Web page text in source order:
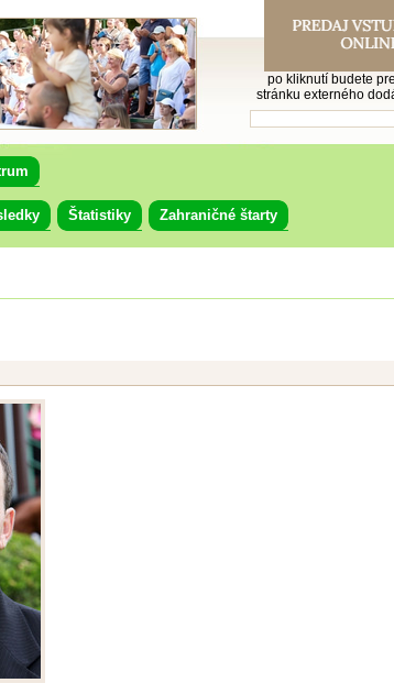
po kliknutí budete
stránku externého
Štatistiky Zahraničné štarty